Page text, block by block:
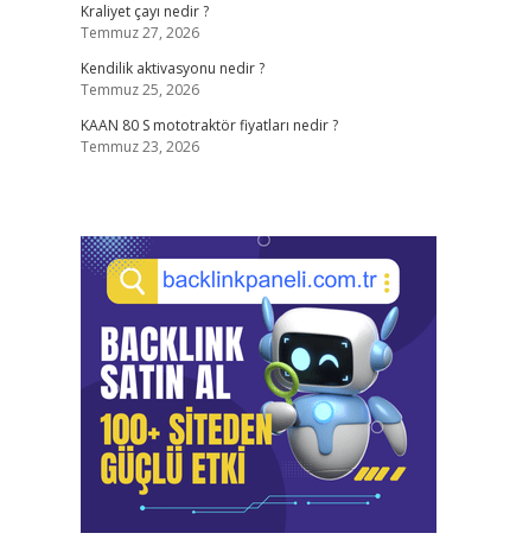
Kraliyet çayı nedir ?
Temmuz 27, 2026
Kendilik aktivasyonu nedir ?
Temmuz 25, 2026
KAAN 80 S mototraktör fiyatları nedir ?
Temmuz 23, 2026